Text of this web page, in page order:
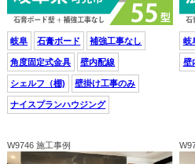
岐阜 石膏ボード 補強工事なし
角度固定式金具 壁内配線
シェルフ（棚) 壁掛け工事のみ
ナイスプランハウジング
岐
壁
W9746 施工事例